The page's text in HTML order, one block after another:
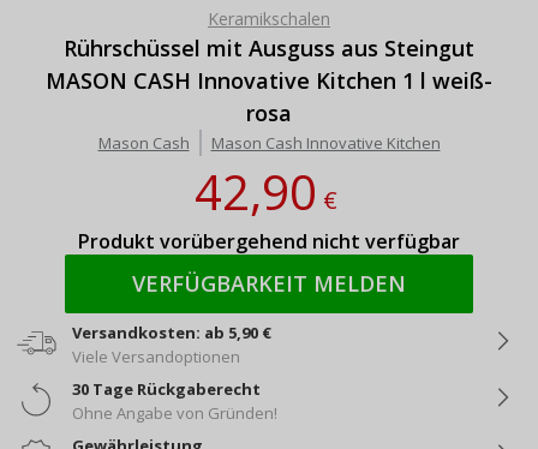
Keramikschalen
Rührschüssel mit Ausguss aus Steingut
MASON CASH Innovative Kitchen 1 l weiß-
rosa
Mason Cash Mason Cash Innovative Kitchen
42,90€
Produkt vorübergehend nicht verfügbar
VERFÜGBARKEIT MELDEN
Versandkosten: ab 5,90 €
Viele Versandoptionen
30 Tage Rückgaberecht
Ohne Angabe von Gründen!